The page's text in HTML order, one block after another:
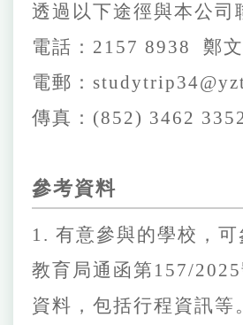
透過以下途徑與本公司
電話： 2157 8938
鄭
電郵：
傳真： (852) 3462
參考資料
1. 有意參與的學校，
教育局通函 第 1 57/2025
資料，包括行程資訊等